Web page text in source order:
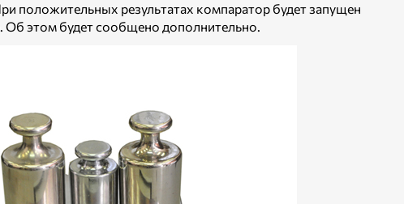
положительных результатах компаратор будет запущен
Об этом будет сообщено дополнительно.